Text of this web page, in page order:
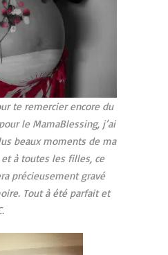
te remercier encore du
le MamaBlessing, j’ai
beaux moments de ma
à toutes les filles, ce
précieusement gravé
Tout à été parfait et